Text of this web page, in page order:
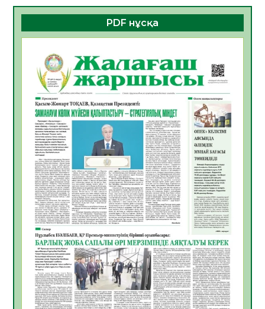
06.08.2026
23 0
ҚҰРЫЛТАЙ САЙЛАУЫ – БОЛАШАҚҚА
БАСТАР ЖАУАПТЫ ТАҢДАУ
06.08.2026
Инфекциялық ауруларға қарсы иммундау
жұмыстарының тиімділігі
06.08.2026
27
Көкжөтел ауруы туралы
06.08.2026
24
АПВ вакцинасы туралы мәлімет
06.08.2026
25
Open Air: Қызылорда облысы полиция
департаменті 20 мыңнан астам
көрерменнің қауіпсіздігін қамтамасыз етті
06.08.2026
37
ҚЫЗЫЛОРДАДА «САНАЛЫ ҰРПАҚ –
ЖАРҚЫН БОЛАШАҚ» АТТЫ КЕҢЕЙТІЛГЕН
МӘЖІЛІС ӨТТІ
PDF нұсқа